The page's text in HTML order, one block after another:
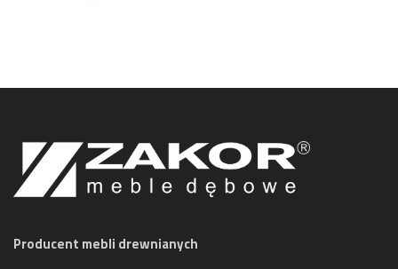
Producent mebli drewnianych